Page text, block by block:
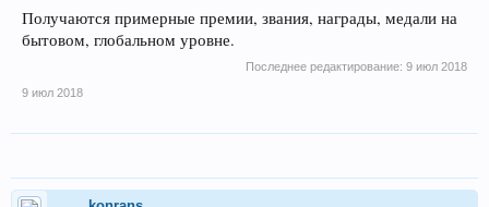
Получаются примерные премии, звания, награды, медали на
бытовом, глобальном уровне.
Последнее редактирование: 9 июл 2018
9 июл 2018